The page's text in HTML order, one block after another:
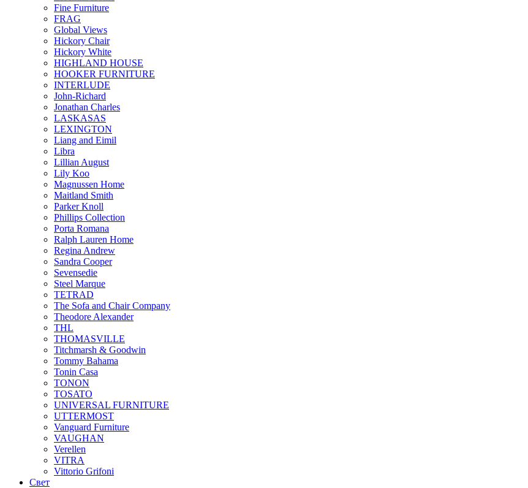
Fine Furniture
FRAG
Global Views
Hickory Chair
Hickory White
HIGHLAND HOUSE
HOOKER FURNITURE
INTERLUDE
John-Richard
Jonathan Charles
LASKASAS
LEXINGTON
Liang and Eimil
Libra
Lillian August
Lily Koo
Magnussen Home
Maitland Smith
Parker Knoll
Phillips Collection
Porta Romana
Ralph Lauren Home
Regina Andrew
Sandra Cooper
Sevensedie
Steel Marque
TETRAD
The Sofa and Chair Company
Theodore Alexander
THL
THOMASVILLE
Titchmarsh & Goodwin
Tommy Bahama
Tonin Casa
TONON
TOSATO
UNIVERSAL FURNITURE
UTTERMOST
Vanguard Furniture
VAUGHAN
Verellen
VITRA
Vittorio Grifoni
Свет